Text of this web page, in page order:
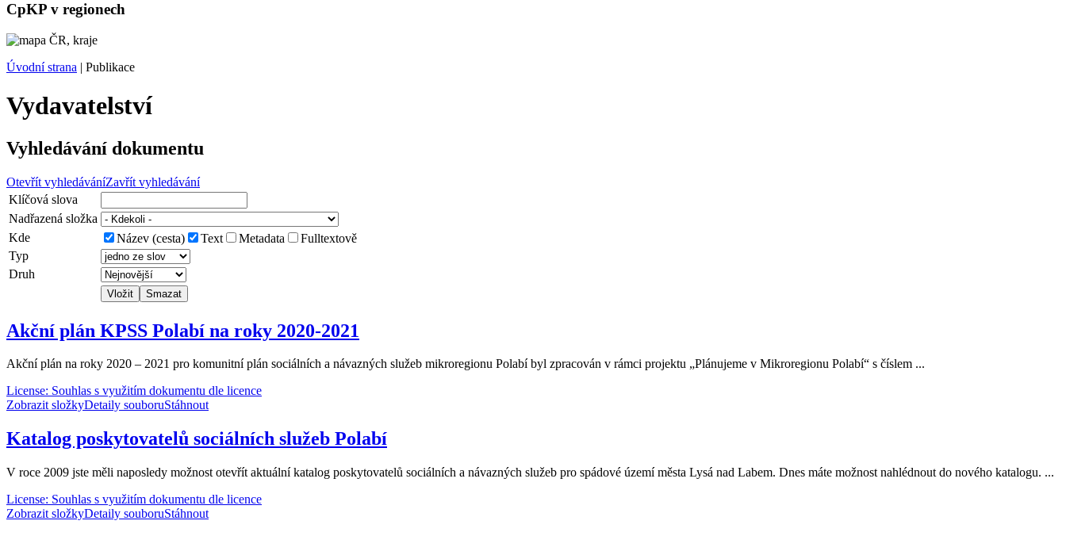
CpKP v regionech
Úvodní strana | Publikace
Vydavatelství
Vyhledávání dokumentu
Otevřít vyhledáváníZavřít vyhledávání
Klíčová slova
Nadřazená složka
Kde
Název (cesta) Text Metadata
Fulltextově
Typ
Druh
Vložit Smazat
Akční plán KPSS Polabí na roky 2020-2021
Akční plán na roky 2020 – 2021 pro komunitní plán sociálních a návazných služeb mikroregionu Polabí byl zpracován v rámci projektu „Plánujeme v Mikroregionu Polabí“ s číslem ...
License: Souhlas s využitím dokumentu dle licence
Zobrazit složkyDetaily souboruStáhnout
Katalog poskytovatelů sociálních služeb Polabí
V roce 2009 jste měli naposledy možnost otevřít aktuální katalog poskytovatelů sociálních a návazných služeb pro spádové území města Lysá nad Labem. Dnes máte možnost nahlédnout do nového katalogu. ...
License: Souhlas s využitím dokumentu dle licence
Zobrazit složkyDetaily souboruStáhnout